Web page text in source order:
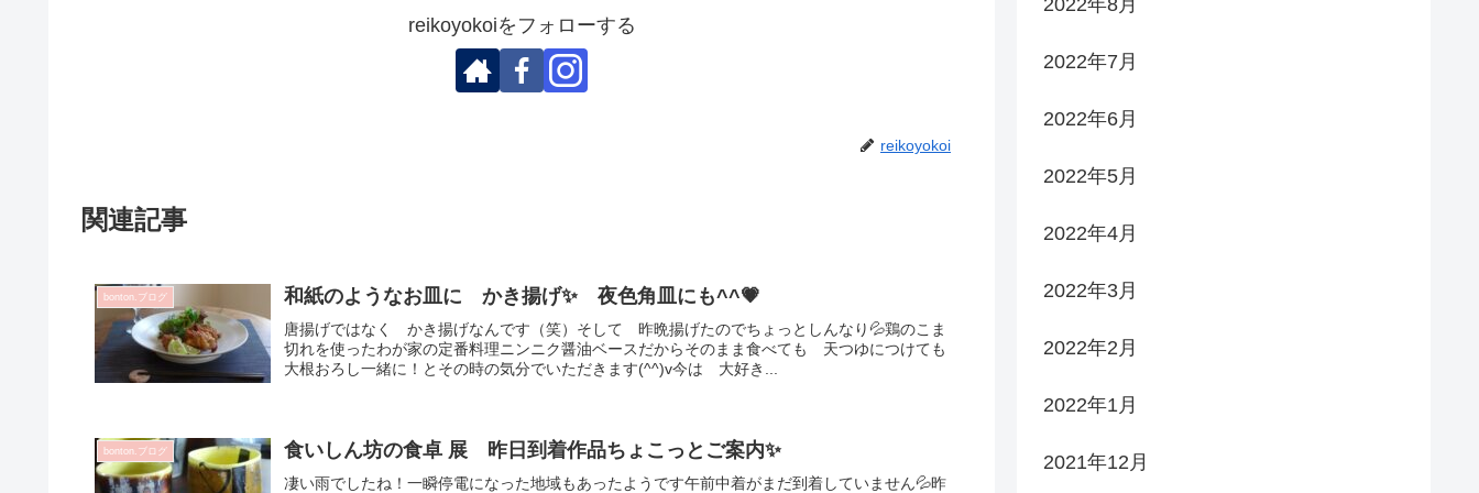
reikoyokoiをフォローする
reikoyokoi
関連記事
bonton.ブログ 和紙のようなお皿に かき揚げ✨ 夜色角皿にも^^💗
唐揚げではなく かき揚げなんです（笑）そして 昨晩揚げたのでちょっとしんなり💦鶏のこま
切れを使ったわが家の定番料理ニンニク醤油ベースだからそのまま食べても 天つゆにつけても
大根おろし一緒に！とその時の気分でいただきます(^^)v今は 大好き...
bonton.ブログ 食いしん坊の食卓 展 昨日到着作品ちょこっとご案内✨
凄い雨でしたね！一瞬停電になった地域もあったようです午前中着がまだ到着していません💦昨
2022年7月
2022年6月
2022年5月
2022年4月
2022年3月
2022年2月
2022年1月
2021年12月